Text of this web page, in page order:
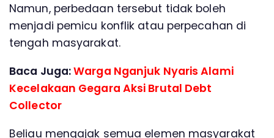
Namun, perbedaan tersebut tidak boleh
menjadi pemicu konflik atau perpecahan di
tengah masyarakat.
Baca Juga:Warga Nganjuk Nyaris Alami
Kecelakaan Gegara Aksi Brutal Debt
Collector
Beliau mengajak semua elemen masyarakat